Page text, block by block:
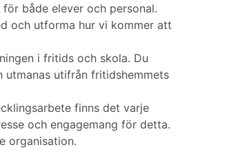
både elever och personal.
och utforma hur vi kommer att
i fritids och skola. Du
utifrån fritidshemmets
finns det varje
och engagemang för detta.
organisation.